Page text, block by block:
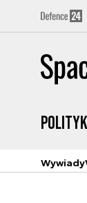
Wywiady